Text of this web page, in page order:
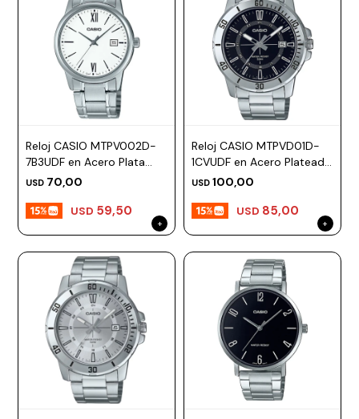
Reloj CASIO MTPV002D-
7B3UDF en Acero Plata
Esfera 44mm
USD 70,00
USD 59,50
Reloj CASIO MTPVD01D-
1CVUDF en Acero Plateado
Esfera 45mm
USD 100,00
USD 85,00